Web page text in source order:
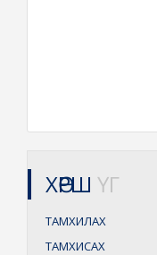
ХӨРШ ҮГ
ТАМХИЛАХ
ТАМХИСАХ